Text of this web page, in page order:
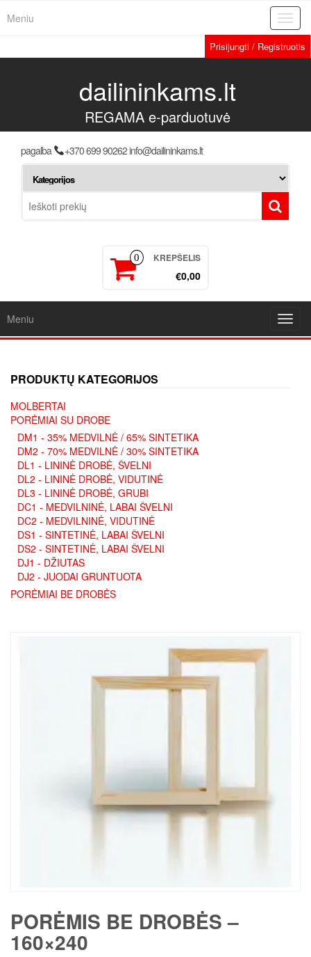
Meniu
Prisijungti / Registruotis
dailininkams.lt
REGAMA e-parduotuvė
pagalba +370 699 90262 info@dailininkams.lt
0 KREPŠELIS
€0,00
Meniu
PRODUKTŲ KATEGORIJOS
MOLBERTAI
PORĖMIAI SU DROBE
DM1 - 35% MEDVILNĖ / 65% SINTETIKA
DM2 - 70% MEDVILNĖ / 30% SINTETIKA
DL1 - LININĖ DROBĖ, ŠVELNI
DL2 - LININĖ DROBĖ, VIDUTINĖ
DL3 - LININĖ DROBĖ, GRUBI
DC1 - MEDVILNINĖ, LABAI ŠVELNI
DC2 - MEDVILNINĖ, VIDUTINĖ
DS1 - SINTETINĖ, LABAI ŠVELNI
DS2 - SINTETINĖ, LABAI ŠVELNI
DJ1 - DŽIUTAS
DJ2 - JUODAI GRUNTUOTA
PORĖMIAI BE DROBĖS
PORĖMIS BE DROBĖS –
160×240